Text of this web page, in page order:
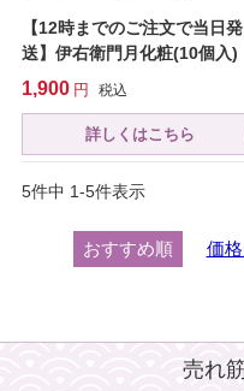
【12時までのご注文で当日発
送】伊右衛門月化粧(10個入)
1,900 税込
詳しくはこちら
おすすめ順 価
5件中 1-5件表示
売れ